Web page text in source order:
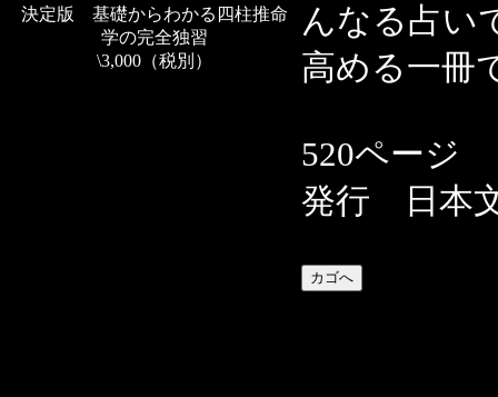
決定版 基礎からわかる四柱推命
学の完全独習
\3,000（税別）
んなる占い
高める一冊
520ページ
発行 日本